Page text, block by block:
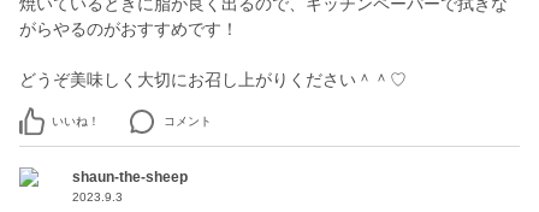
がらやるのがおすすめです！
どうぞ美味しく大切にお召し上がりください＾＾♡
いいね！ コメント
shaun-the-sheep
2023.9.3